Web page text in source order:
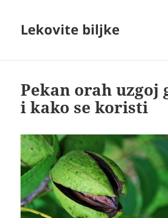
Lekovite biljke
Pekan orah uzgoj
i kako se koristi